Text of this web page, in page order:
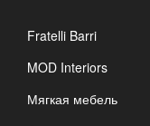
Fratelli Barri
MOD Interiors
Мягкая мебель